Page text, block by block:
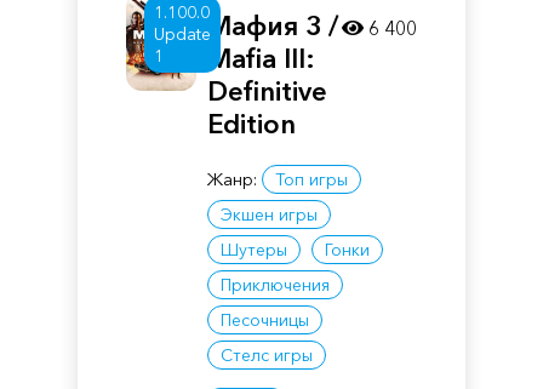
1.100.0
Update
1
Мафия 3 /
Mafia III:
Definitive
Edition
Жанр:
Топ игры
Экшен игры
Шутеры
Гонки
Приключения
Песочницы
Стелс игры
6 400